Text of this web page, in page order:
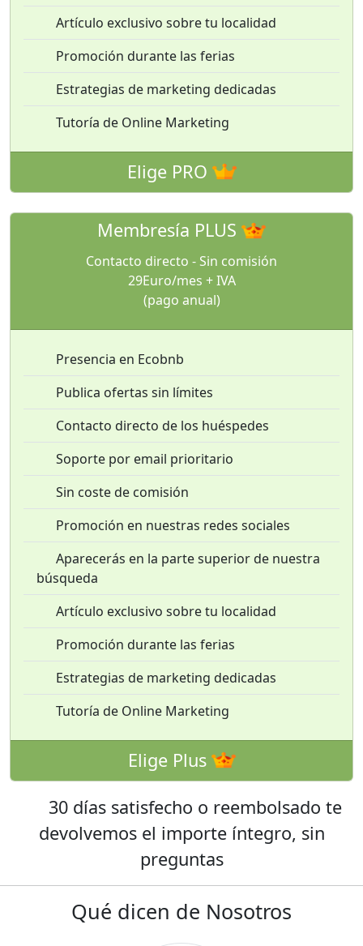
Artículo exclusivo sobre tu localidad
Promoción durante las ferias
Estrategias de marketing dedicadas
Tutoría de Online Marketing
Elige PRO
Membresía PLUS
Contacto directo - Sin comisión
29Euro/mes + IVA
(pago anual)
Presencia en Ecobnb
Publica ofertas sin límites
Contacto directo de los huéspedes
Soporte por email prioritario
Sin coste de comisión
Promoción en nuestras redes sociales
Aparecerás en la parte superior de nuestra
búsqueda
Artículo exclusivo sobre tu localidad
Promoción durante las ferias
Estrategias de marketing dedicadas
Tutoría de Online Marketing
Elige Plus
30 días satisfecho o reembolsado te
devolvemos el importe íntegro, sin
preguntas
Qué dicen de Nosotros